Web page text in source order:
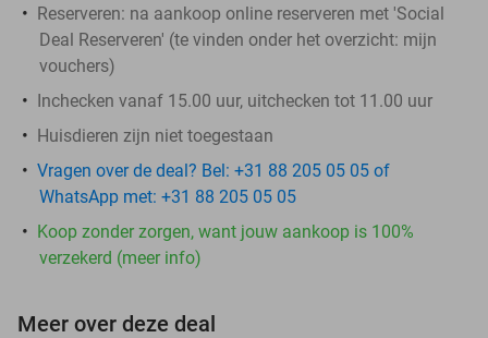
Reserveren: na aankoop online reserveren met 'Social
Deal Reserveren' (te vinden onder het overzicht: mijn
vouchers)
Inchecken vanaf 15.00 uur, uitchecken tot 11.00 uur
Huisdieren zijn niet toegestaan
Vragen over de deal? Bel: +31 88 205 05 05 of
WhatsApp met: +31 88 205 05 05
Koop zonder zorgen, want jouw aankoop is 100%
verzekerd (meer info)
Meer over deze deal